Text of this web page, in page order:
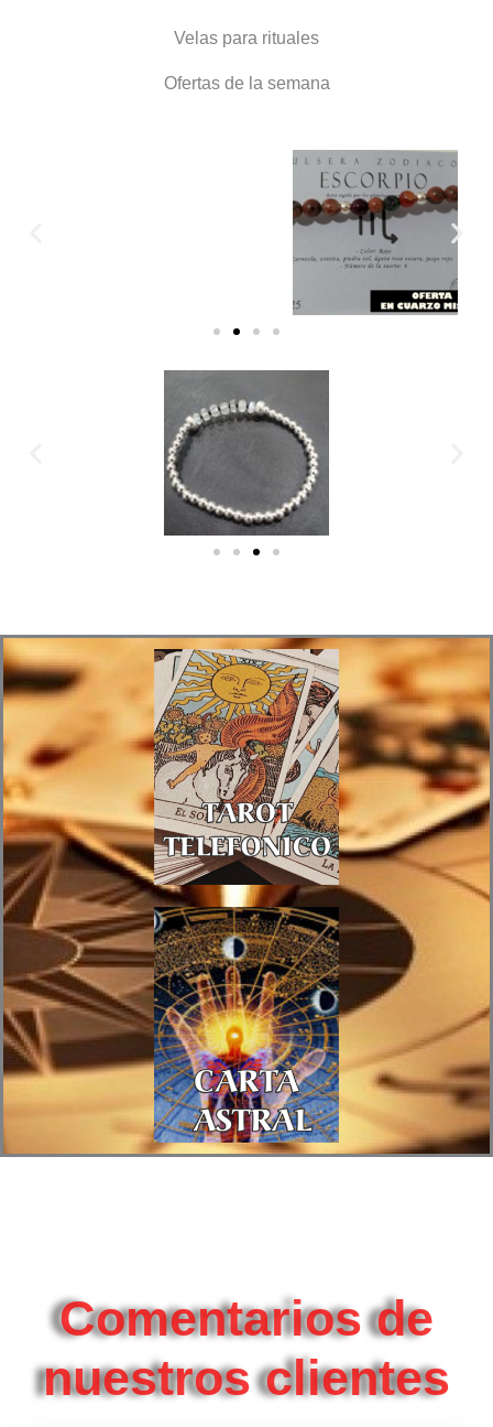
Velas para rituales
Ofertas de la semana
Comentarios de
nuestros clientes